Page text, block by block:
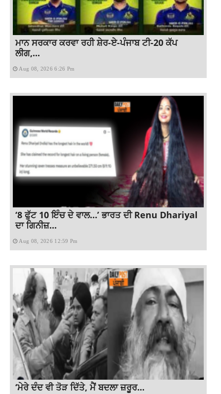
ਮਾਨ ਸਰਕਾਰ ਕਰਵਾ ਰਹੀ ਸ਼ੇਰ-ਏ-ਪੰਜਾਬ ਟੀ-20 ਕੱਪ
ਲੀਗ,...
Aug 08, 2026 6:26 Pm
‘8 ਫੁੱਟ 10 ਇੰਚ ਦੇ ਵਾਲ…’ ਭਾਰਤ ਦੀ Renu Dhariyal
ਦਾ ਗਿਨੀਜ਼...
Aug 08, 2026 12:59 Pm
‘ਮੇਰੇ ਦੰਦ ਵੀ ਤੋੜ ਦਿੱਤੇ, ਮੈਂ ਬਦਲਾ ਜ਼ਰੂਰ...